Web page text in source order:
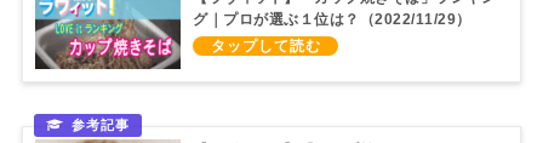
グ｜プロが選ぶ１位は？（2022/11/29）